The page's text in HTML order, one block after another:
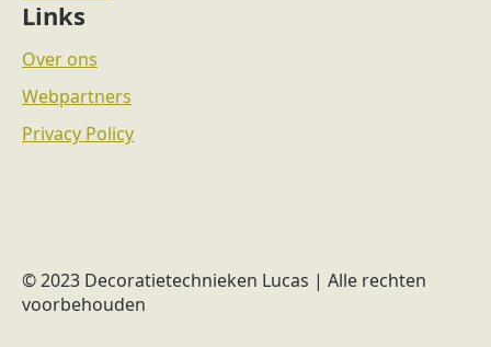
Links
Over ons
Webpartners
Privacy Policy
© 2023 Decoratietechnieken Lucas | Alle rechten
voorbehouden